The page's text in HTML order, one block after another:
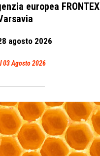
europea FRONTEX
agosto 2026
03 Agosto 2026